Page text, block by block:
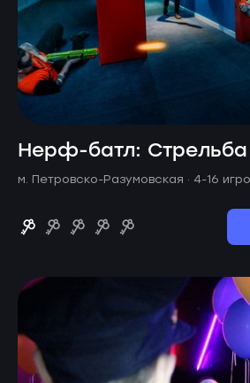
Нерф-батл:
м. Петровско-Разумовская · 4-16